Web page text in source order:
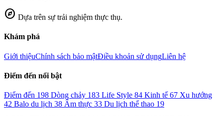
explore Dựa trên sự trải nghiệm thực thụ.
Khám phá
Giới thiệuChính sách bảo mậtĐiều khoản sử dụngLiên hệ
Điểm đến nổi bật
Điểm đến 198 Dòng chảy 183 Life Style 84 Kinh tế 67 Xu hướng
42 Balo du lịch 38 Ẩm thực 33 Du lịch thể thao 19